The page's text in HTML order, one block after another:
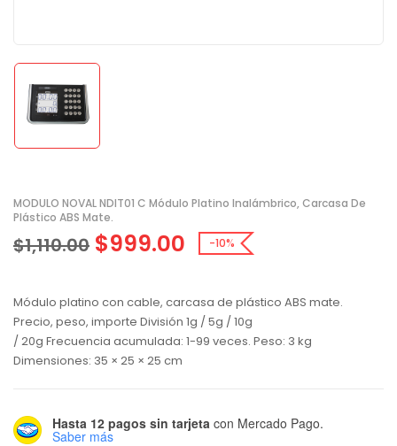
MODULO NOVAL NDIT01 C Módulo Platino Inalámbrico, Carcasa De
Plástico ABS Mate.
$1,110.00 $999.00 -10%
Módulo platino con cable, carcasa de plástico ABS mate.
Precio, peso, importe División 1g / 5g / 10g
/ 20g Frecuencia acumulada: 1-99 veces. Peso: 3 kg
Dimensiones: 35 × 25 × 25 cm
Hasta 12 pagos sin tarjeta con Mercado Pago.
Saber más